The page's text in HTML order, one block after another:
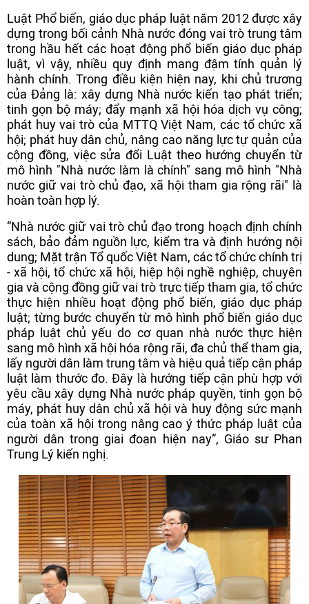
Luật Phổ biến, giáo dục pháp luật năm 2012 được xây
dựng trong bối cảnh Nhà nước đóng vai trò trung tâm
trong hầu hết các hoạt động phổ biến giáo dục pháp
luật, vì vậy, nhiều quy định mang đậm tính quản lý
hành chính. Trong điều kiện hiện nay, khi chủ trương
của Đảng là: xây dựng Nhà nước kiến tạo phát triển;
tinh gọn bộ máy; đẩy mạnh xã hội hóa dịch vụ công;
phát huy vai trò của MTTQ Việt Nam, các tổ chức xã
hội; phát huy dân chủ, nâng cao năng lực tự quản của
cộng đồng, việc sửa đổi Luật theo hướng chuyển từ
mô hình "Nhà nước làm là chính" sang mô hình "Nhà
nước giữ vai trò chủ đạo, xã hội tham gia rộng rãi" là
hoàn toàn hợp lý.
“Nhà nước giữ vai trò chủ đạo trong hoạch định chính
sách, bảo đảm nguồn lực, kiểm tra và định hướng nội
dung; Mặt trận Tổ quốc Việt Nam, các tổ chức chính trị
- xã hội, tổ chức xã hội, hiệp hội nghề nghiệp, chuyên
gia và cộng đồng giữ vai trò trực tiếp tham gia, tổ chức
thực hiện nhiều hoạt động phổ biến, giáo dục pháp
luật; từng bước chuyển từ mô hình phổ biến giáo dục
pháp luật chủ yếu do cơ quan nhà nước thực hiện
sang mô hình xã hội hóa rộng rãi, đa chủ thể tham gia,
lấy người dân làm trung tâm và hiệu quả tiếp cận pháp
luật làm thước đo. Đây là hướng tiếp cận phù hợp với
yêu cầu xây dựng Nhà nước pháp quyền, tinh gọn bộ
máy, phát huy dân chủ xã hội và huy động sức mạnh
của toàn xã hội trong nâng cao ý thức pháp luật của
người dân trong giai đoạn hiện nay”, Giáo sư Phan
Trung Lý kiến nghị.